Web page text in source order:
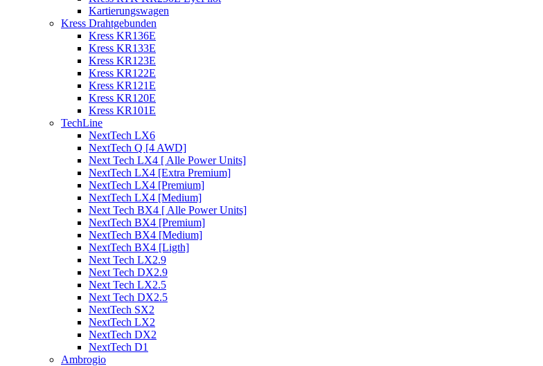
Kartierungswagen
Kress Drahtgebunden
Kress KR136E
Kress KR133E
Kress KR123E
Kress KR122E
Kress KR121E
Kress KR120E
Kress KR101E
TechLine
NextTech LX6
NextTech Q [4 AWD]
Next Tech LX4 [ Alle Power Units]
NextTech LX4 [Extra Premium]
NextTech LX4 [Premium]
NextTech LX4 [Medium]
Next Tech BX4 [ Alle Power Units]
NextTech BX4 [Premium]
NextTech BX4 [Medium]
NextTech BX4 [Ligth]
Next Tech LX2.9
Next Tech DX2.9
Next Tech LX2.5
Next Tech DX2.5
NextTech SX2
NextTech LX2
NextTech DX2
NextTech D1
Ambrogio